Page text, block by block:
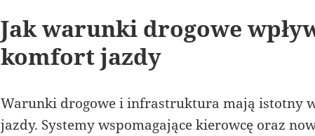
Jak warunki drogowe
komfort jazdy
Warunki drogowe i infrastruktura mają istotny
jazdy. Systemy wspomagające kierowcę oraz